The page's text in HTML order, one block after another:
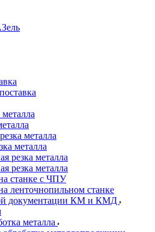
металла
металла
металла
резка металла
резка металла
станке с ЧПУ
ленточнопильном станке
документации КМ и КМД
металла